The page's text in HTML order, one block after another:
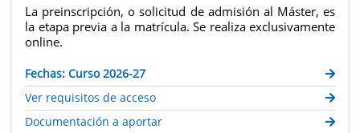
La preinscripción, o solicitud de admisión al Máster, es
la etapa previa a la matrícula. Se realiza exclusivamente
online.
Fechas: Curso 2026-27
Ver requisitos de acceso
Documentación a aportar